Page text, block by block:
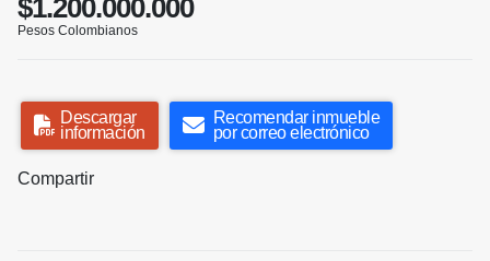
$1.200.000.000
Pesos Colombianos
Descargar
información
Recomendar inmueble
por correo electrónico
Compartir